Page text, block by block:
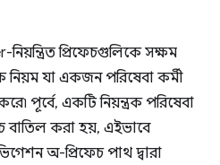
প্রিফেচগুলিকে সক্ষম
যা একজন পরিষেবা কর্মী
পূর্বে, একটি নিয়ন্ত্রক পরিষেবা
বাতিল করা হয়, এইভাবে
অ-প্রিফেচ পাথ দ্বারা